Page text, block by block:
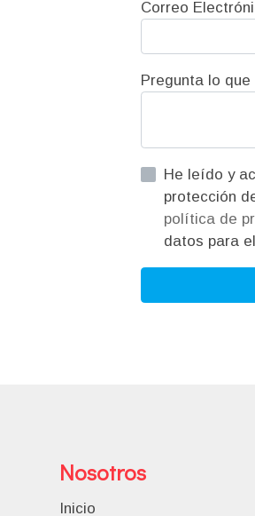
Correo
Pregunta lo que
He leído y acepto la información
política de
datos para
Nosotros
Inicio